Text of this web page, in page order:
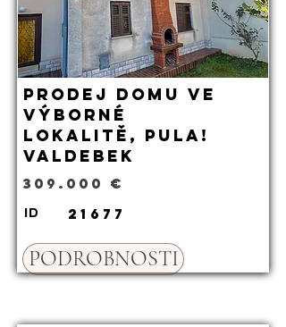
Prodej domu ve
výborné
lokalitě, Pula!
Valdebek
309.000 €
ID 21677
PODROBNOSTI